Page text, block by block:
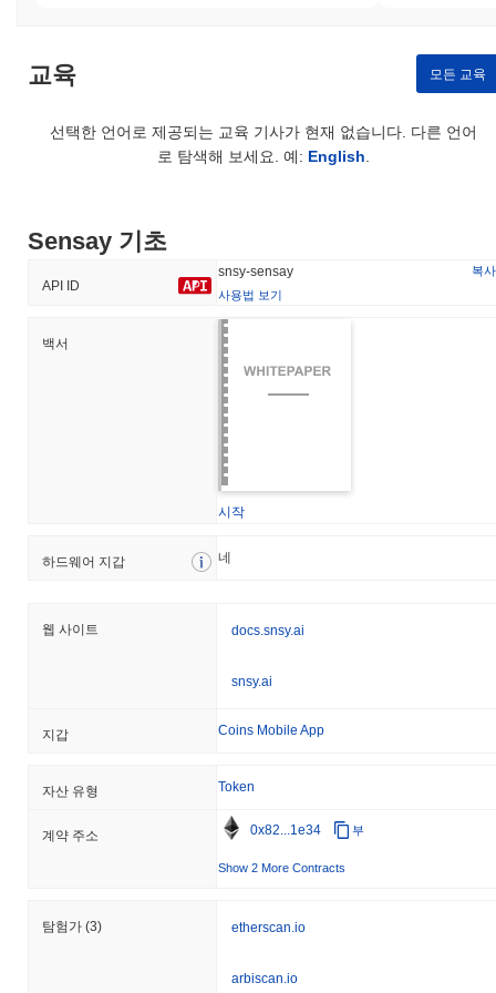
타냅니다.
역대 최고가(ATH):$0.002816
역대 최저가(ATL):$0.00005426
+2%상승했습니다.
Sensay의 현재 시가총액은 얼마인가요?
#1764위에 랭크되어 있습니다입니다. 이 수치는 5 301 120 509개
의 SNSY 토큰 유통 공급량을 기준으로 계산됩니다.
Sensay는 더 넓은 암호화폐 시장과 비교하여 어떤 성
9.15%
전체 암호화폐 시장에 뒤처졌습니다. 이는 더 넓은 시장 모멘텀과
비교하여 SNSY의 가격 움직임에서 일시적인 지연을 나타냅니다.
교육 모든 교육
선택한 언어로 제공되는 교육 기사가 현재 없습니다. 다른 언어
로 탐색해 보세요. 예: English
Sensay 기초
API ID
snsy-sensay
복사
사용법 보기
백서
시작
하드웨어 지갑 네
웹 사이트 docs.snsy.ai
snsy.ai
지갑 Coins Mobile App
자산 유형 Token
계약 주소 0x82...1e34 부
Show 2 More Contracts
탐험가 (3) etherscan.io
arbiscan.io